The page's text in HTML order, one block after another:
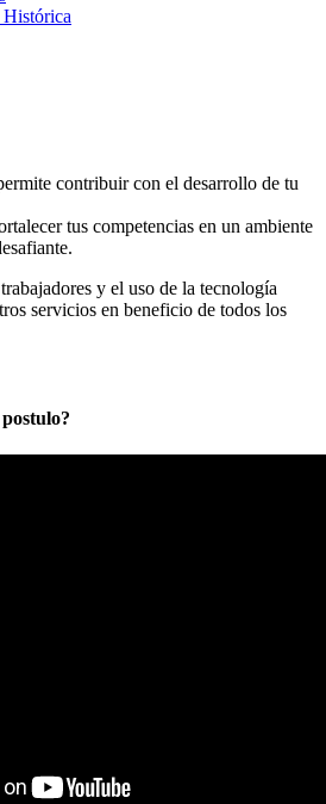
contribuir con el desarrollo de tu
tus competencias en un ambiente
y el uso de la tecnología
servicios en beneficio de todos los